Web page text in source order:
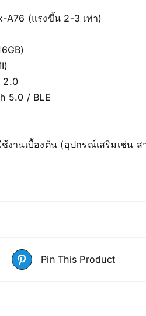
A76 (แรงขึ้น 2-3 เท่า)
2.0
5.0 / BLE
งานเบื้องต้น (อุปกรณ์เสริมเช่น
Pin This Product